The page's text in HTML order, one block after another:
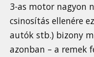
3-as motor nagyon
csinosítás ellenére
autók stb.) bizony
azonban – a remek